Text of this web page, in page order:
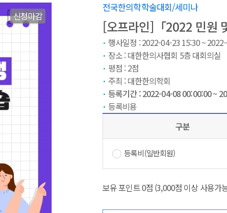
신청마감
전국한의학학술대회/세미나
[오프라인]「2022 민원
행사일정 : 2022-04-23 15:30 ~
장소 :대한한의사협회 5층 대회의실
평점 :2점
주최 :대한한의학회
등록기간 :2022-04-08 00:00:00~
등록비용
구분
등록비(일반회원)
보유 포인트0점 (3,000점 이상 사용가